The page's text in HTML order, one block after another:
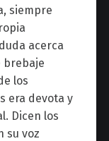
siempre
acerca
brebaje
los
era devota y
Dicen los
su voz